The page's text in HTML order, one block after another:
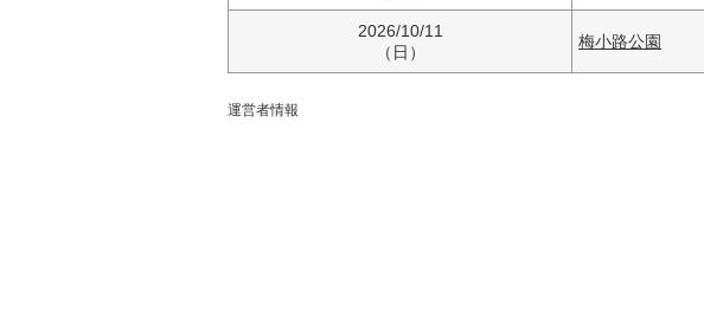
2026/10/11
（日）
梅小路公園
運営者情報